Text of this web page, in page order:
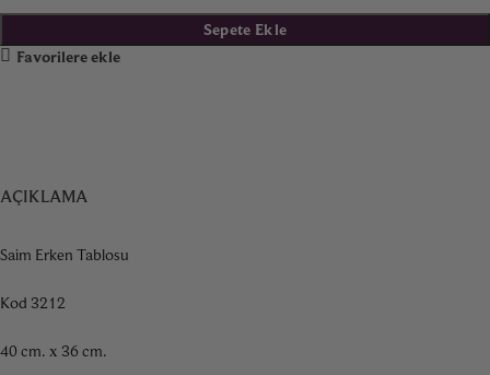
Sepete Ekle
Favorilere ekle
AÇIKLAMA
Saim Erken Tablosu
Kod 3212
40 cm. x 36 cm.